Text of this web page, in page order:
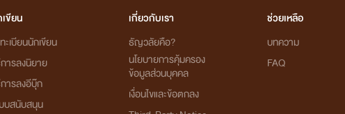
ขียน
ะเบียนนักเขียน
ารลงนิยาย
ารลงอีบุ๊ก
บสนับสนุน
เกี่ยวกับเรา
ธัญวลัยคือ?
นโยบายการคุ้มครอง
ข้อมูลส่วนบุคคล
เงื่อนไขและข้อตกลง
ช่วยเหลือ
บทความ
FAQ